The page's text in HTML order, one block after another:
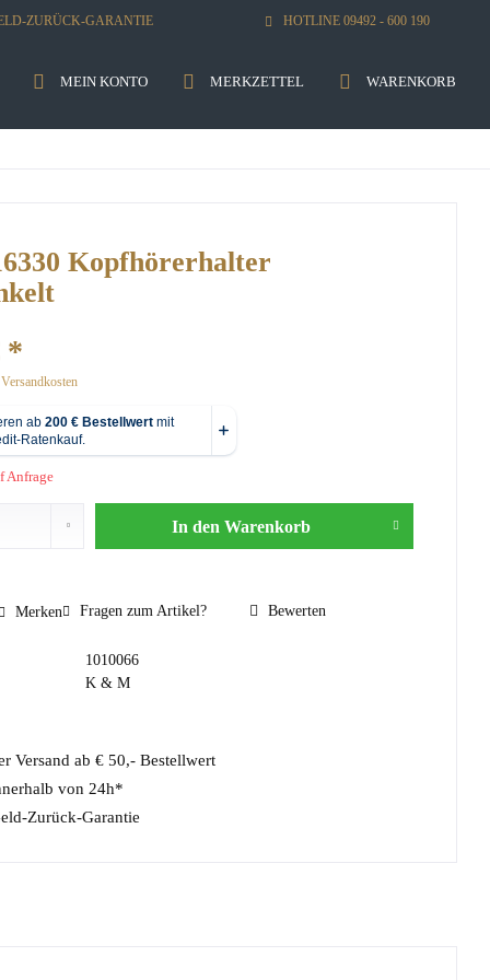
ZURÜCK-GARANTIE HOTLINE 09492 - 600 190
WARENKORB
MERKZETTEL
MEIN KONTO
Kopfhörerhalter
*
Anfrage
In den Warenkorb
Merken Fragen zum Artikel? Bewerten
1010066
K & M
Versand ab € 50,- Bestellwert
von 24h*
Zurück-Garantie